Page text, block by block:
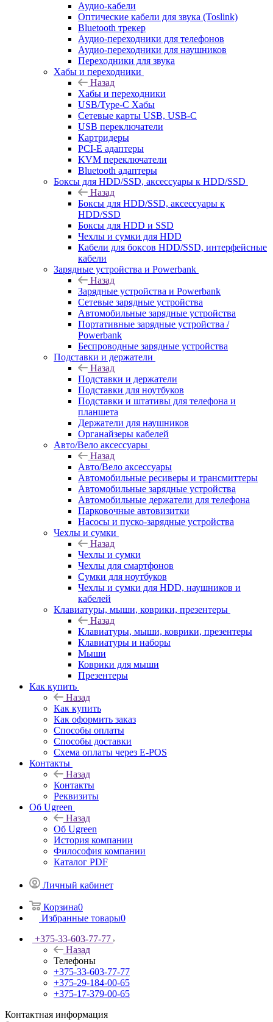
Аудио-кабели
Оптические кабели для звука (Toslink)
Bluetooth трекер
Аудио-переходники для телефонов
Аудио-переходники для наушников
Переходники для звука
Хабы и переходники
Назад
Хабы и переходники
USB/Type-C Хабы
Сетевые карты USB, USB-C
USB переключатели
Картридеры
PCI-E адаптеры
KVM переключатели
Bluetooth адаптеры
Боксы для HDD/SSD, аксессуары к HDD/SSD
Назад
Боксы для HDD/SSD, аксессуары к
HDD/SSD
Боксы для HDD и SSD
Чехлы и сумки для HDD
Кабели для боксов HDD/SSD, интерфейсные
кабели
Зарядные устройства и Powerbank
Назад
Зарядные устройства и Powerbank
Сетевые зарядные устройства
Автомобильные зарядные устройства
Портативные зарядные устройства /
Powerbank
Беспроводные зарядные устройства
Подставки и держатели
Назад
Подставки и держатели
Подставки для ноутбуков
Подставки и штативы для телефона и
планшета
Держатели для наушников
Органайзеры кабелей
Авто/Вело аксессуары
Назад
Авто/Вело аксессуары
Автомобильные ресиверы и трансмиттеры
Автомобильные зарядные устройства
Автомобильные держатели для телефона
Парковочные автовизитки
Насосы и пуско-зарядные устройства
Чехлы и сумки
Назад
Чехлы и сумки
Чехлы для смартфонов
Сумки для ноутбуков
Чехлы и сумки для HDD, наушников и
кабелей
Клавиатуры, мыши, коврики, презентеры
Назад
Клавиатуры, мыши, коврики, презентеры
Клавиатуры и наборы
Мыши
Коврики для мыши
Презентеры
Как купить
Назад
Как купить
Как оформить заказ
Способы оплаты
Способы доставки
Схема оплаты через E-POS
Контакты
Назад
Контакты
Реквизиты
Об Ugreen
Назад
Об Ugreen
История компании
Философия компании
Каталог PDF
Личный кабинет
Корзина0
Избранные товары0
+375-33-603-77-77
Назад
Телефоны
+375-33-603-77-77
+375-29-184-00-65
+375-17-379-00-65
Контактная информация